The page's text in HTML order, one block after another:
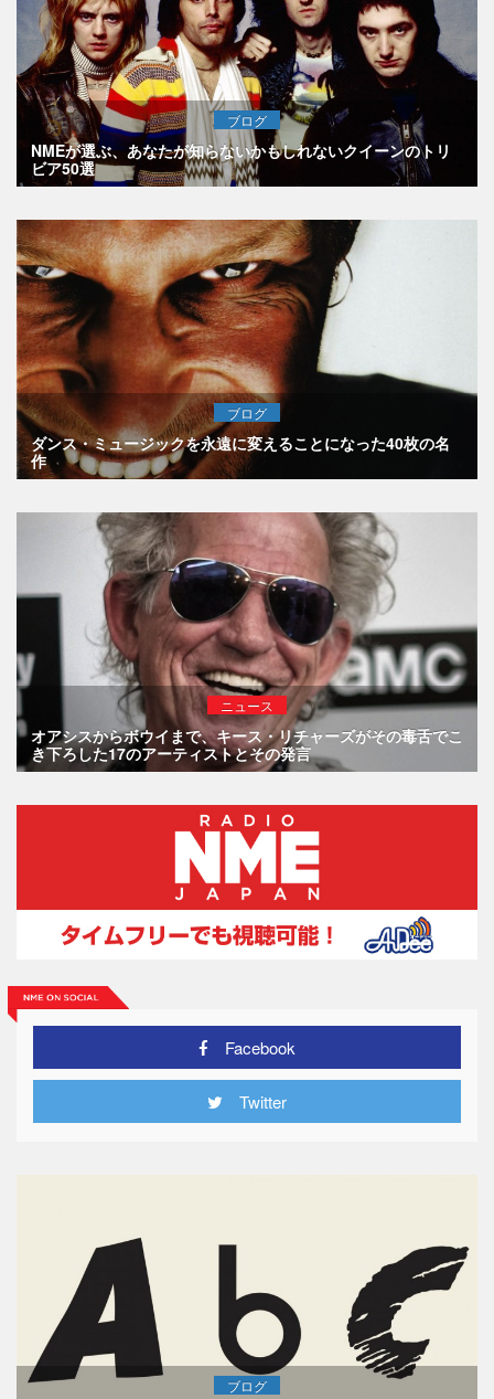
ブログ
NMEが選ぶ、あなたが知らないかもしれないクイーンのトリ
ビア50選
ブログ
ダンス・ミュージックを永遠に変えることになった40枚の名
作
ニュース
オアシスからボウイまで、キース・リチャーズがその毒舌でこ
き下ろした17のアーティストとその発言
Facebook
Twitter
ブログ